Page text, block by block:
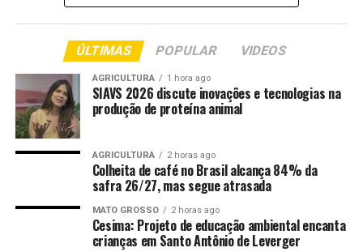
construir um texto de entendimento sobre a proposta.
“Provavelmente, amanhã, nós teremos uma nova
conversa. Eu vou participar junto com o ministro (da
Fazenda) e com o presidente Hugo Motta, para ver se
nós conseguimos construir um texto de entendimento”,
declarou.
O líder do governo afirmou que a solução deve ocorrer
por meio de uma Medida Provisória. De acordo com ele,
as regras passariam a valer a partir da publicação, com
prazo de vigência de 120 dias.
ÚLTIMAS POPULAR VIDEOS
AGRICULTURA 1 hora ago
SIAVS 2026 discute inovações e tecnologias na
produção de proteína animal
AGRICULTURA 2 horas ago
Colheita de café no Brasil alcança 84% da
safra 26/27, mas segue atrasada
MATO GROSSO 2 horas ago
Cesima: Projeto de educação ambiental encanta
crianças em Santo Antônio de Leverger